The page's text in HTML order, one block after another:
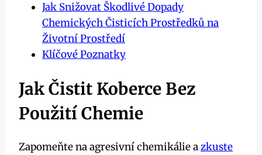
Jak Snižovat Škodlivé Dopady
Chemických Čisticích Prostředků na
Životní Prostředí
Klíčové Poznatky
Jak Čistit Koberce Bez
Použití Chemie
Zapomeňte na agresivní chemikálie azkuste